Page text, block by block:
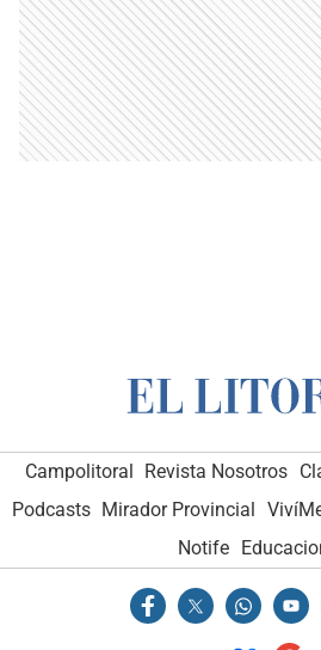
Campolitoral Revista Nosotros
Podcasts Mirador Provincial
Notife